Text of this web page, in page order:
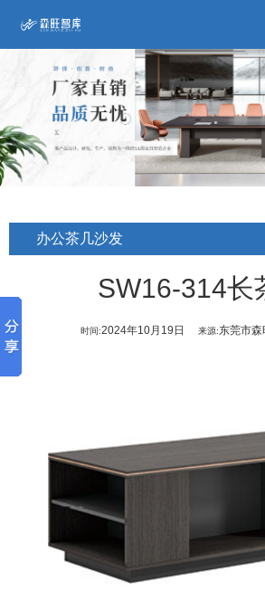
办公茶几沙发
SW16-314长
时间:2024年10月19日 来源:东莞市森